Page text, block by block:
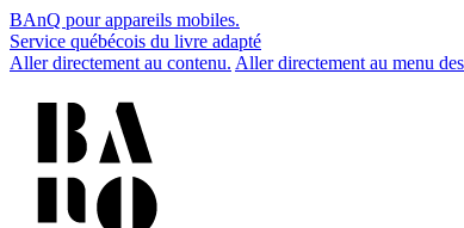
BAnQ pour appareils mobiles.
Service québécois du livre adapté
Aller directement au contenu. Aller directement au menu